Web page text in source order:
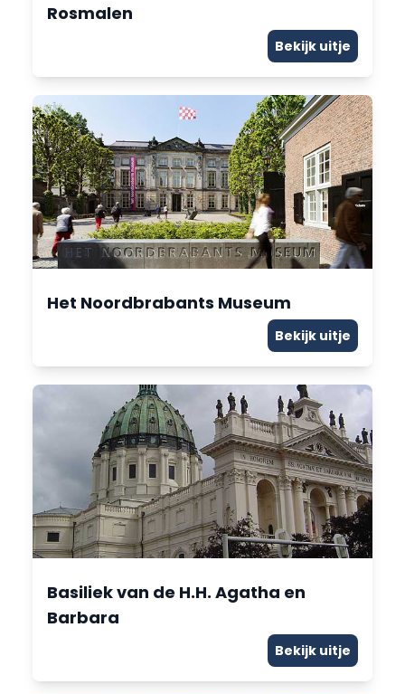
Rosmalen
Bekijk uitje
Het Noordbrabants Museum
Bekijk uitje
Basiliek van de H.H. Agatha en
Barbara
Bekijk uitje